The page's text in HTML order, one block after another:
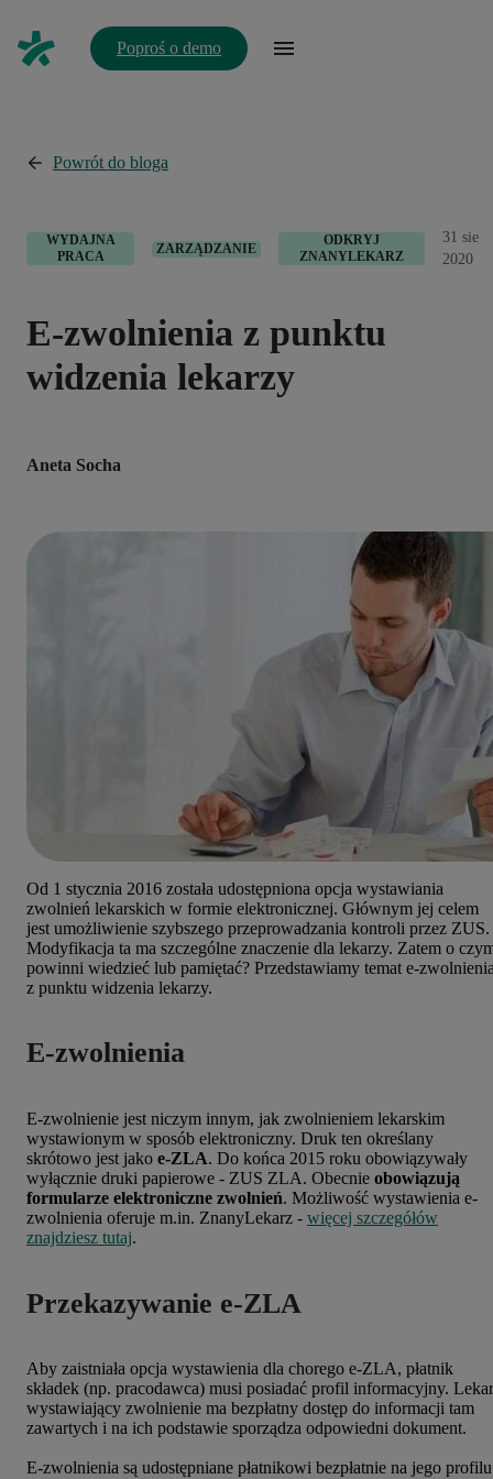
Poproś o demo
Powrót do bloga
WYDAJNA
PRACA
ZARZĄDZANIE
ODKRYJ
ZNANYLEKARZ
31 sie
2020
E-zwolnienia z punktu
widzenia lekarzy
Aneta Socha
Od 1 stycznia 2016 została udostępniona opcja wystawiania
zwolnień lekarskich w formie elektronicznej. Głównym jej celem
jest umożliwienie szybszego przeprowadzania kontroli przez ZUS.
Modyfikacja ta ma szczególne znaczenie dla lekarzy. Zatem o
powinni wiedzieć lub pamiętać? Przedstawiamy temat e-
z punktu widzenia lekarzy.
E-zwolnienia
E-zwolnienie jest niczym innym, jak zwolnieniem lekarskim
wystawionym w sposób elektroniczny. Druk ten określany
skrótowo jest jako e-ZLA. Do końca 2015 roku obowiązywały
wyłącznie druki papierowe - ZUS ZLA. Obecnie obowiązują
formularze elektroniczne zwolnień. Możliwość wystawienia e-
zwolnienia oferuje m.in. ZnanyLekarz - więcej szczegółów
znajdziesz tutaj.
Przekazywanie e-ZLA
Aby zaistniała opcja wystawienia dla chorego e-ZLA, płatnik
składek (np. pracodawca) musi posiadać profil informacyjny.
wystawiający zwolnienie ma bezpłatny dostęp do informacji tam
zawartych i na ich podstawie sporządza odpowiedni dokument.
E-zwolnienia są udostępniane płatnikowi bezpłatnie na jego profilu